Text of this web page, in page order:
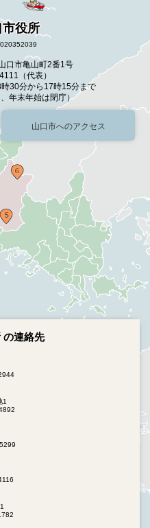
役所
市亀山町2番1号
（代表）
30分から17時15分まで
年末年始は閉庁）
山口市へのアクセス
の連絡先
1